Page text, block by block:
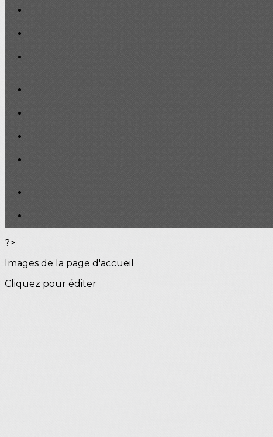
?>
Images de la page d'accueil
Cliquez pour éditer